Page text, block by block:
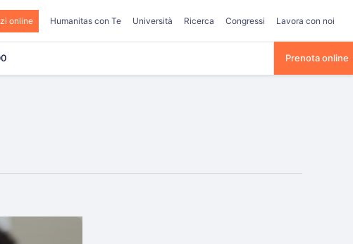
online Humanitas con Te Università Ricerca Congressi Lavora con noi
Prenota online